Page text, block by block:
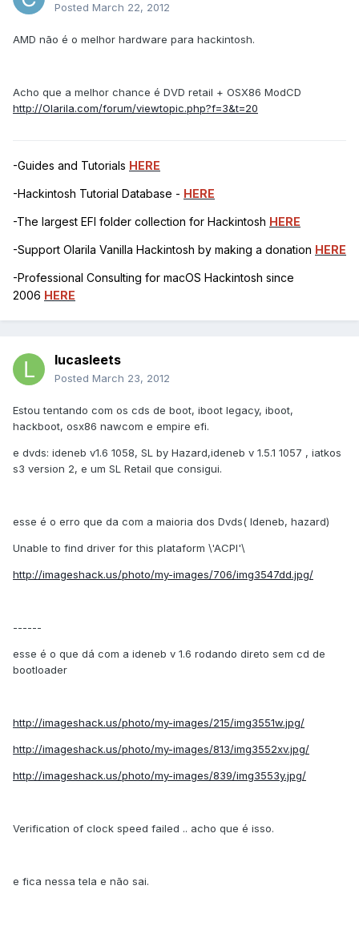
Posted March 22, 2012
AMD não é o melhor hardware para hackintosh.
Acho que a melhor chance é DVD retail + OSX86 ModCD
http://Olarila.com/forum/viewtopic.php?f=3&t=20
-Guides and Tutorials HERE
-Hackintosh Tutorial Database - HERE
-The largest EFI folder collection for Hackintosh HERE
-Support Olarila Vanilla Hackintosh by making a donation HERE
-Professional Consulting for macOS Hackintosh since
2006 HERE
lucasleets
Posted March 23, 2012
Estou tentando com os cds de boot, iboot legacy, iboot,
hackboot, osx86 nawcom e empire efi.
e dvds: ideneb v1.6 1058, SL by Hazard,ideneb v 1.5.1 1057 , iatkos
s3 version 2, e um SL Retail que consigui.
esse é o erro que da com a maioria dos Dvds( Ideneb, hazard)
Unable to find driver for this plataform \'ACPI'\
http://imageshack.us/photo/my-images/706/img3547dd.jpg/
------
esse é o que dá com a ideneb v 1.6 rodando direto sem cd de
bootloader
http://imageshack.us/photo/my-images/215/img3551w.jpg/
http://imageshack.us/photo/my-images/813/img3552xv.jpg/
http://imageshack.us/photo/my-images/839/img3553y.jpg/
Verification of clock speed failed .. acho que é isso.
e fica nessa tela e não sai.